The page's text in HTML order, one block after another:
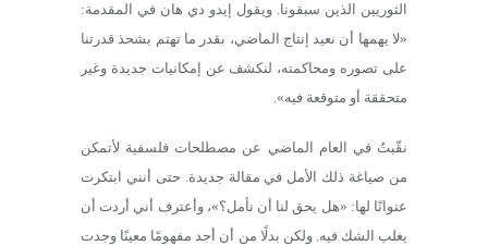
الثوريين الذين سبقونا. ويقول إيدو دي هان في المقدمة:
«لا يهمها أن نعيد إنتاج الماضي، بقدر ما تهتم بشحذ قدرتنا
على تصوره ومحاكمته، لنكشف عن إمكانيات جديدة وغير
متحققة أو متوقعة فيه».
نقّبتُ في العام الماضي عن مصطلحات فلسفية لأتمكن
من صياغة ذلك الأمل في مقالة جديدة. حتى أنني ابتكرت
عنوانًا لها: «هل يحق لنا أن نأمل؟»، وأعترف أني أردت أن
يغلب الشك فيه. ولكن بدلًا من أن أجد مفهومًا معينًا وجدت